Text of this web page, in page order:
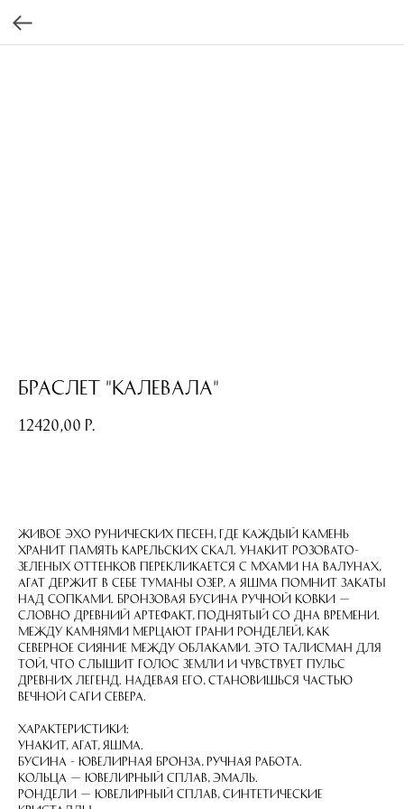
Браслет "Калевала"
12420,00 р.
Живое эхо рунических песен, где каждый камень
хранит память карельских скал. Унакит розовато-
зеленых оттенков перекликается с мхами на валунах,
агат держит в себе туманы озер, а яшма помнит закаты
над сопками. Бронзовая бусина ручной ковки —
словно древний артефакт, поднятый со дна времени.
Между камнями мерцают грани ронделей, как
северное сияние между облаками. Это талисман для
той, что слышит голос земли и чувствует пульс
древних легенд. Надевая его, становишься частью
вечной саги Севера.
Характеристики:
Унакит, агат, яшма.
Бусина - ювелирная бронза, ручная работа.
Кольца — ювелирный сплав, эмаль.
Рондели — ювелирный сплав, синтетические